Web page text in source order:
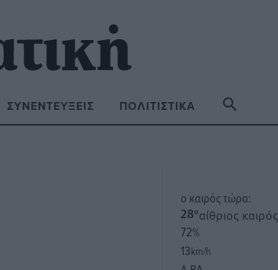
ΣΥΝΕΝΤΕΎΞΕΙΣ ΠΟΛΙΤΙΣΤΙΚΆ
o καιρός τώρα:
28°αίθριος καιρός
72%
13km/h